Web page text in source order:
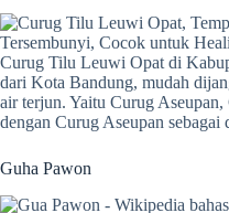
Curug Tilu Leuwi Opat di
dari Kota Bandung, mudah
air terjun. Yaitu Curug
dengan Curug Aseupan sebagai
Guha Pawon